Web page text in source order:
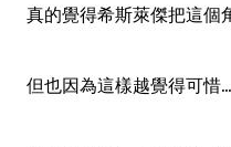
真的覺得希斯萊傑把這個
但也因為這樣越覺得可惜...